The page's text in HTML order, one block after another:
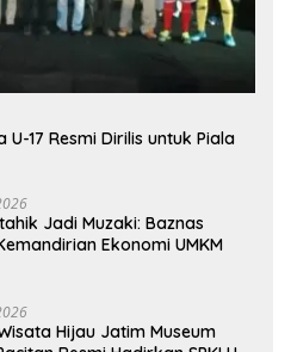
17 Resmi Dirilis untuk Piala
Jadi Muzaki: Baznas
Ekonomi UMKM
Hijau Jatim Museum